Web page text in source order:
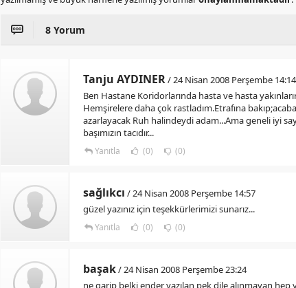
8 Yorum
Tanju AYDINER/ 24 Nisan 2008 Perşembe 14:14
Ben Hastane Koridorlarında hasta ve hasta
Hemşirelere daha çok rastladım.Etrafına
azarlayacak Ruh halindeydi adam...Ama geneli iyi
başımızın tacıdır...
Yanıtla (0) (0)
sağlıkcı / 24 Nisan 2008 Perşembe 14:57
güzel yazınız için teşekkürlerimizi sunarız...
Yanıtla (0) (0)
başak/ 24 Nisan 2008 Perşembe 23:24
ne garip belki ender yazılan pek dile alınmayan hep